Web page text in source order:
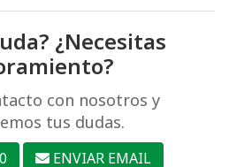
¿Necesitas
con nosotros y
tus dudas.
ENVIAR EMAIL